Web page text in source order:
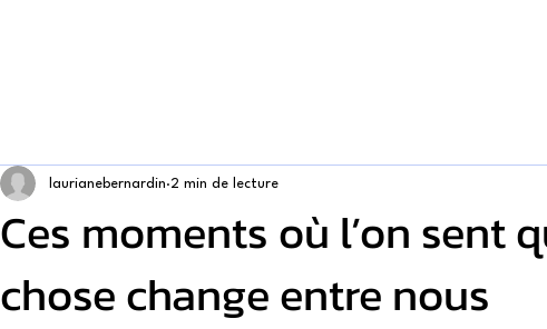
Ces moments où l’on sent
chose change entre nous
laurianebernardin 2 min de lecture